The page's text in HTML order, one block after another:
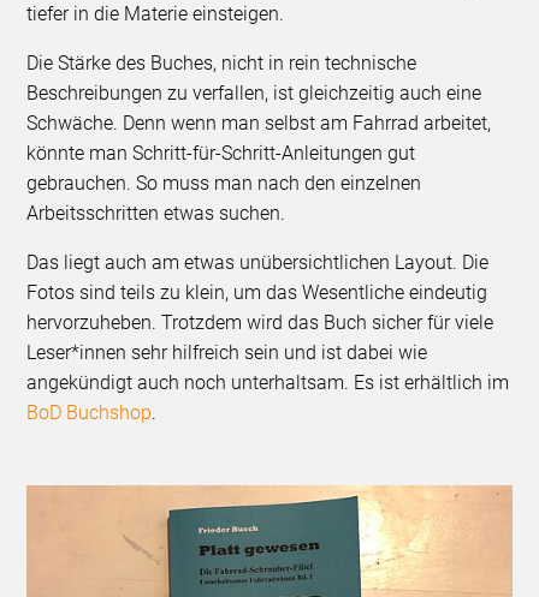
tiefer in die Materie einsteigen.
Die Stärke des Buches, nicht in rein technische
Beschreibungen zu verfallen, ist gleichzeitig auch eine
Schwäche. Denn wenn man selbst am Fahrrad arbeitet,
könnte man Schritt-für-Schritt-Anleitungen gut
gebrauchen. So muss man nach den einzelnen
Arbeitsschritten etwas suchen.
Das liegt auch am etwas unübersichtlichen Layout. Die
Fotos sind teils zu klein, um das Wesentliche eindeutig
hervorzuheben. Trotzdem wird das Buch sicher für viele
Leser*innen sehr hilfreich sein und ist dabei wie
angekündigt auch noch unterhaltsam. Es ist erhältlich im
BoD Buchshop.